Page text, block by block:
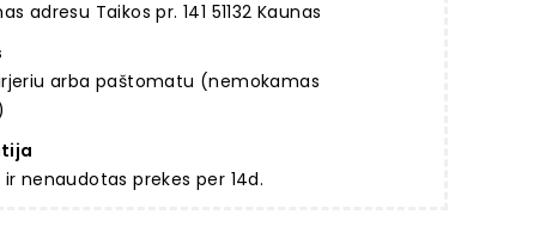
adresu Taikos pr. 141 51132 Kaunas
arba paštomatu (nemokamas
nenaudotas prekes per 14d.